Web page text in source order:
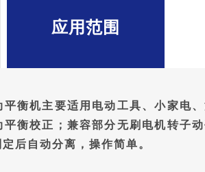
应用范围
衡机主要适用电动工具、小家电
衡校正；兼容部分无刷电机转子动
后自动分离，操作简单。